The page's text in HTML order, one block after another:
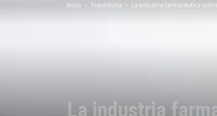
Inicio Trayectoria La industria farmacéutica
La industria